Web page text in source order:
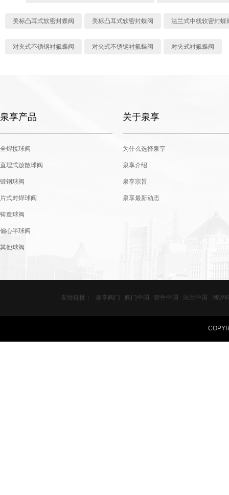
美标凸耳式软密封蝶阀 美标凸耳式软密封蝶阀 法兰式中线软密封蝶
对夹式不锈钢衬氟蝶阀 对夹式不锈钢衬氟蝶阀 对夹式衬氟蝶阀
泉享产品
全焊接球阀
直埋式放散球阀
锻钢球阀
片式对焊球阀
铸造球阀
偏心半球阀
其他球阀
关于泉享
为什么选择泉享
泉享介绍
泉享宗旨
泉享最新动态
友情链接： 泉享阀门 阀门中国 管件中国 法兰中国 潮汐